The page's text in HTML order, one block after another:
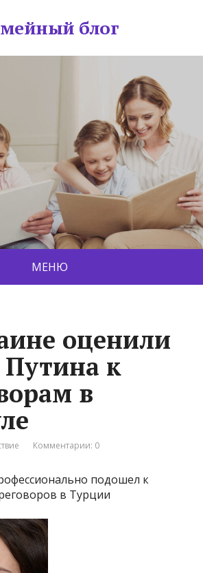
блог
МЕНЮ
оценили
Путина к
в
Комментарии: 0
подошел к
в Турции